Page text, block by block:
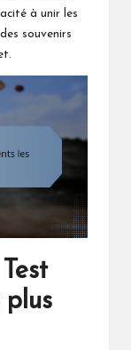
à unir les
souvenirs
plus